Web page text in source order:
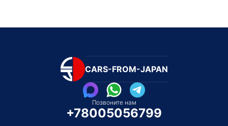
CARS-FROM-JAPAN
Позвоните нам
+78005056799